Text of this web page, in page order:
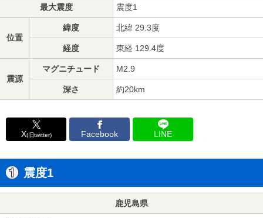
最大震度 震度1
位置
緯度 北緯 29.3度
経度 東経 129.4度
震源
マグニチュード M2.9
深さ 約20km
X(旧twitter) Facebook LINE
震度1
鹿児島県